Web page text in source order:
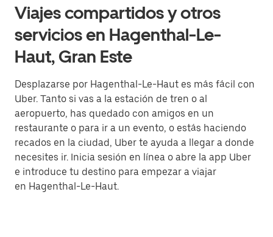
Viajes compartidos y otros
servicios en Hagenthal-Le-
Haut, Gran Este
Desplazarse por Hagenthal-Le-Haut es más fácil con
Uber. Tanto si vas a la estación de tren o al
aeropuerto, has quedado con amigos en un
restaurante o para ir a un evento, o estás haciendo
recados en la ciudad, Uber te ayuda a llegar a donde
necesites ir. Inicia sesión en línea o abre la app Uber
e introduce tu destino para empezar a viajar
en Hagenthal-Le-Haut.